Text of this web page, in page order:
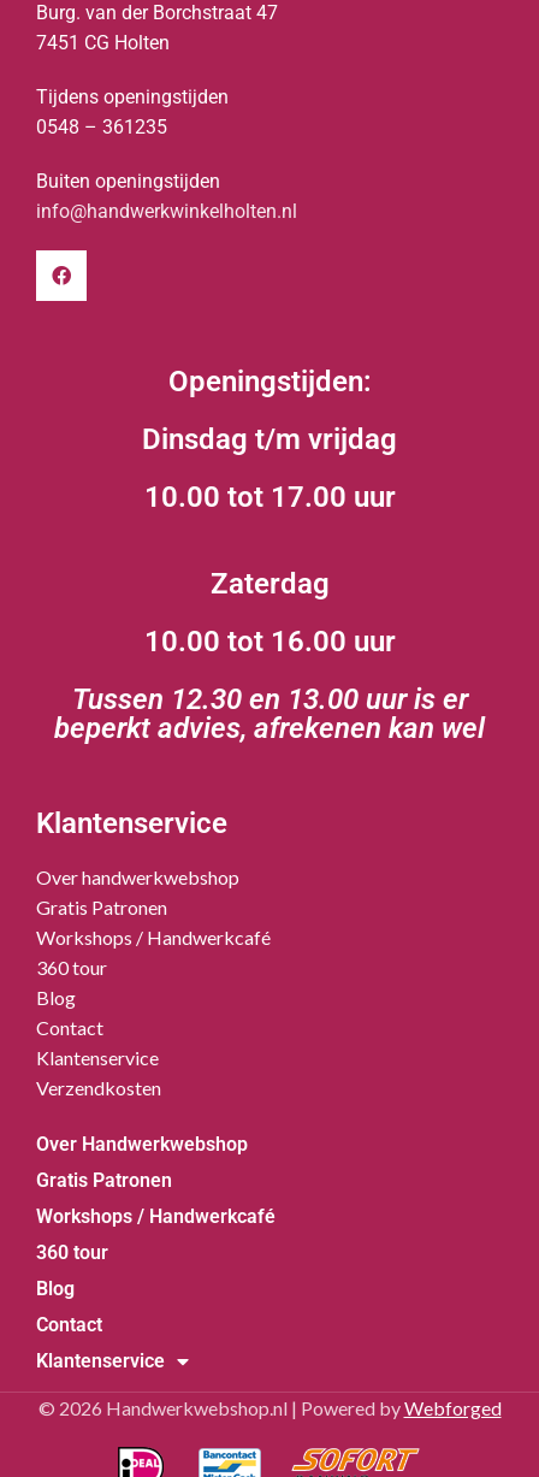
Burg. van der Borchstraat 47
7451 CG Holten
Tijdens openingstijden
0548 – 361235
Buiten openingstijden
info@handwerkwinkelholten.nl
Openingstijden:
Dinsdag t/m vrijdag
10.00 tot 17.00 uur
Zaterdag
10.00 tot 16.00 uur
Tussen 12.30 en 13.00 uur is er
beperkt advies, afrekenen kan wel
Klantenservice
Over handwerkwebshop
Gratis Patronen
Workshops / Handwerkcafé
360 tour
Blog
Contact
Klantenservice
Verzendkosten
Over Handwerkwebshop
Gratis Patronen
Workshops / Handwerkcafé
360 tour
Blog
Contact
Klantenservice
© 2026 Handwerkwebshop.nl | Powered byWebforged